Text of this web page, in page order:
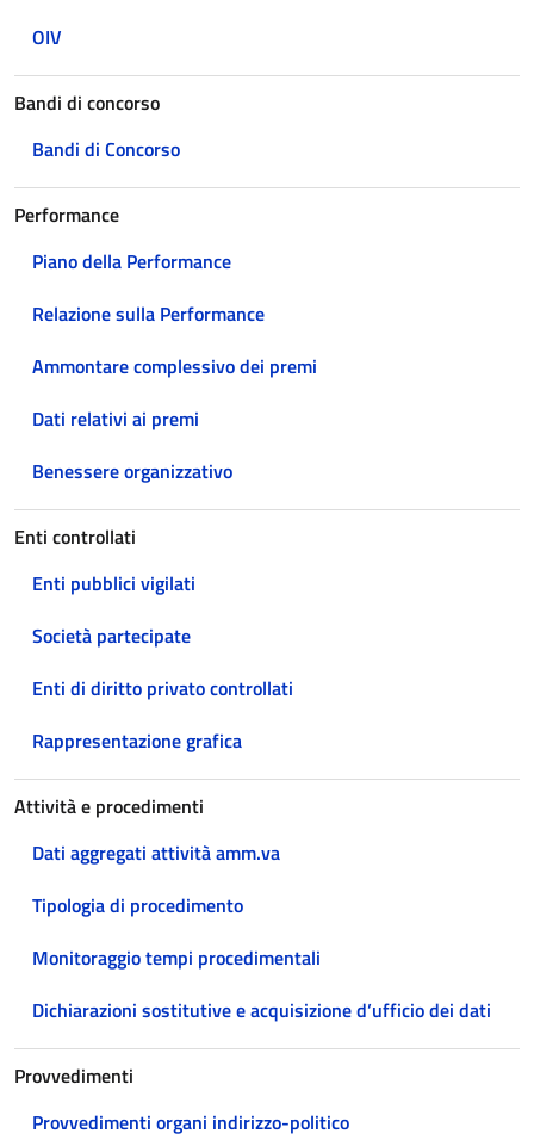
OIV
Bandi di concorso
Bandi di Concorso
Performance
Piano della Performance
Relazione sulla Performance
Ammontare complessivo dei premi
Dati relativi ai premi
Benessere organizzativo
Enti controllati
Enti pubblici vigilati
Società partecipate
Enti di diritto privato controllati
Rappresentazione grafica
Attività e procedimenti
Dati aggregati attività amm.va
Tipologia di procedimento
Monitoraggio tempi procedimentali
Dichiarazioni sostitutive e acquisizione d’ufficio dei dati
Provvedimenti
Provvedimenti organi indirizzo-politico